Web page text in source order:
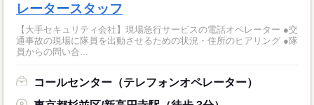
レータースタッフ
【大手セキュリティ会社】現場急行サービスの電話オペレーター ●交
通事故の現場に隊員を出動させるための状況・住所のヒアリング ●隊
員からの問い合...
コールセンター（テレフォンオペレーター）